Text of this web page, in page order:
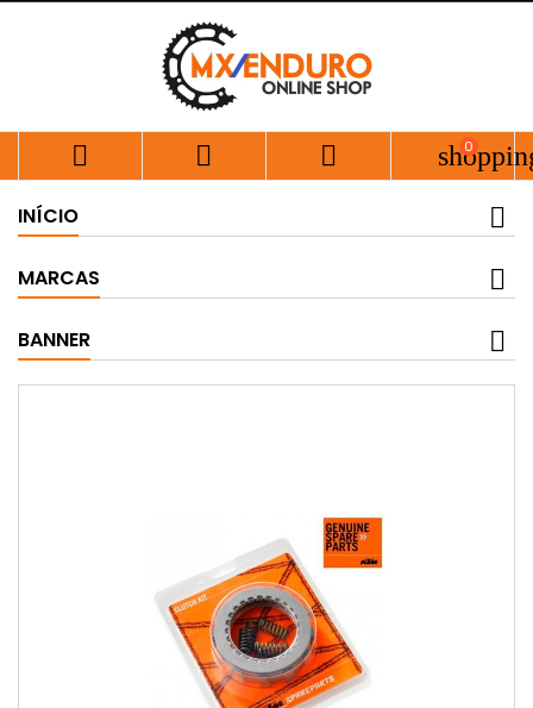
   0
INÍCIO
MARCAS
BANNER